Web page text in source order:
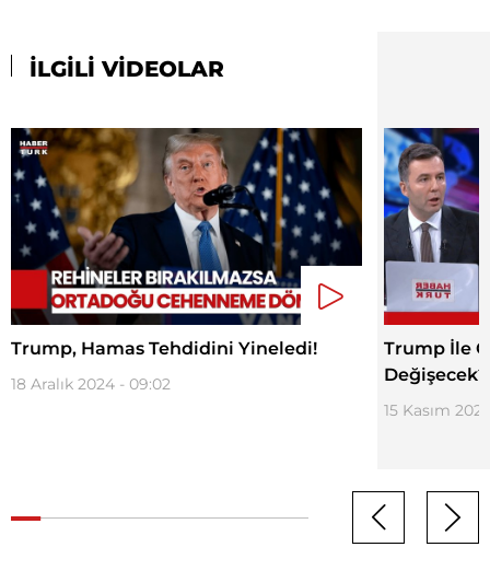
İLGİLİ VİDEOLAR
Trump, Hamas Tehdidini Yineledi!
18 Aralık 2024 - 09:02
Trump İle
Değişecek?
15 Kasım